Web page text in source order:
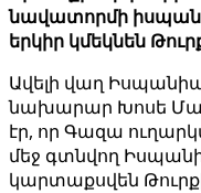
նավատորմի
երկիր կմեկնեն
Ավելի վաղ
նախարար Խոսե
էր, որ Գազա
մեջ գտնվող
կարտաքսվեն